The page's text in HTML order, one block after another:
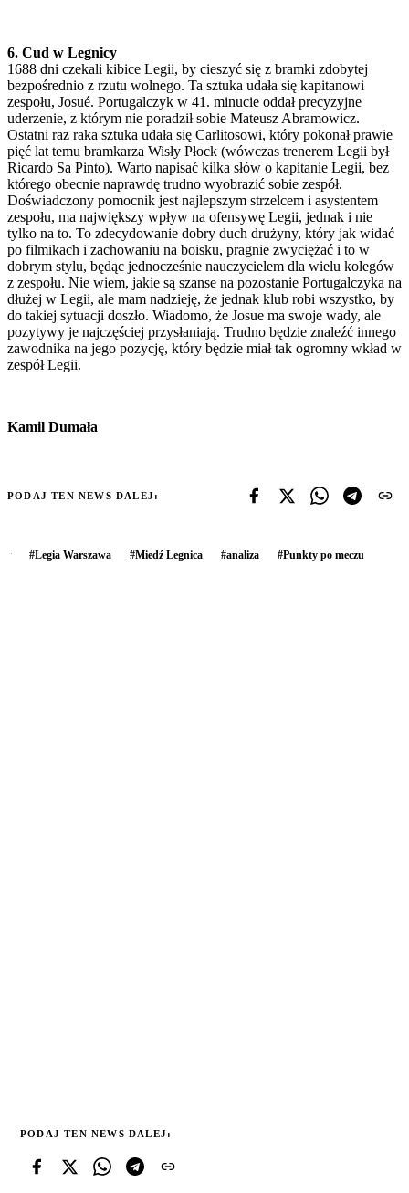
6. Cud w Legnicy
1688 dni czekali kibice Legii, by cieszyć się z bramki zdobytej
bezpośrednio z rzutu wolnego. Ta sztuka udała się kapitanowi
zespołu, Josué. Portugalczyk w 41. minucie oddał precyzyjne
uderzenie, z którym nie poradził sobie Mateusz Abramowicz.
Ostatni raz raka sztuka udała się Carlitosowi, który pokonał prawie
pięć lat temu bramkarza Wisły Płock (wówczas trenerem Legii był
Ricardo Sa Pinto). Warto napisać kilka słów o kapitanie Legii, bez
którego obecnie naprawdę trudno wyobrazić sobie zespół.
Doświadczony pomocnik jest najlepszym strzelcem i asystentem
zespołu, ma największy wpływ na ofensywę Legii, jednak i nie
tylko na to. To zdecydowanie dobry duch drużyny, który jak widać
po filmikach i zachowaniu na boisku, pragnie zwyciężać i to w
dobrym stylu, będąc jednocześnie nauczycielem dla wielu kolegów
z zespołu. Nie wiem, jakie są szanse na pozostanie Portugalczyka na
dłużej w Legii, ale mam nadzieję, że jednak klub robi wszystko, by
do takiej sytuacji doszło. Wiadomo, że Josue ma swoje wady, ale
pozytywy je najczęściej przysłaniają. Trudno będzie znaleźć innego
zawodnika na jego pozycję, który będzie miał tak ogromny wkład w
zespół Legii.
Kamil Dumała
PODAJ TEN NEWS DALEJ:
#Legia Warszawa #Miedź Legnica #analiza #Punkty po meczu
PODAJ TEN NEWS DALEJ: